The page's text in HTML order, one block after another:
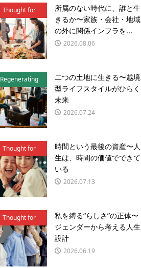
Thought for
Action
所属のない時代に、誰と生
きるか〜家族・会社・地域
の外に関係インフラを...
2026.08.06
Regenerating
Local
二つの土地に生きる〜越境
型ライフスタイルがひらく
未来
2026.07.24
Thought for
Action
時間という最後の資産〜人
生は、時間の価値でできて
いる
2026.07.13
Thought for
Action
私を縛る“らしさ”の正体〜
ジェンダーから考える人生
設計
2026.06.19